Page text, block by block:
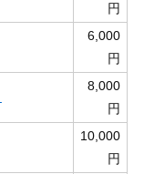
円
6,000
円
8,000
円
10,000
円